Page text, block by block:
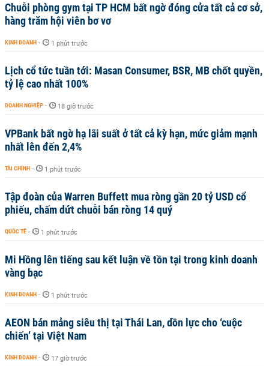
Chuỗi phòng gym tại TP HCM bất ngờ đóng cửa tất cả cơ sở,
hàng trăm hội viên bơ vơ
KINH DOANH - 1 phút trước
Lịch cổ tức tuần tới: Masan Consumer, BSR, MB chốt quyền,
tỷ lệ cao nhất 100%
DOANH NGHIỆP - 18 giờ trước
VPBank bất ngờ hạ lãi suất ở tất cả kỳ hạn, mức giảm mạnh
nhất lên đến 2,4%
TÀI CHÍNH - 1 phút trước
Tập đoàn của Warren Buffett mua ròng gần 20 tỷ USD cổ
phiếu, chấm dứt chuỗi bán ròng 14 quý
QUỐC TẾ - 1 phút trước
Mi Hồng lên tiếng sau kết luận về tồn tại trong kinh doanh
vàng bạc
KINH DOANH - 1 phút trước
AEON bán mảng siêu thị tại Thái Lan, dồn lực cho ‘cuộc
chiến’ tại Việt Nam
KINH DOANH - 17 giờ trước